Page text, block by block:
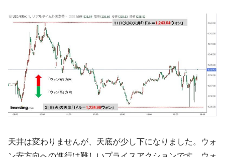
1.9倍！
『Money1』
く空港に詰めかけ「出て行け！」「極右勢力」のプラカー
ドを掲げる「在韓反米勢力」
『Money1』
韓国政府「2035年までに18.4GW規模のAIデ
ータセンター整備」⇒ だから無理だってば。
『Money1』
JPモルガン「韓国レバレッジETFの清算は
ほぼ終わった」
発。
天井は変わりませんが、天底が少し下になりました。ウォ